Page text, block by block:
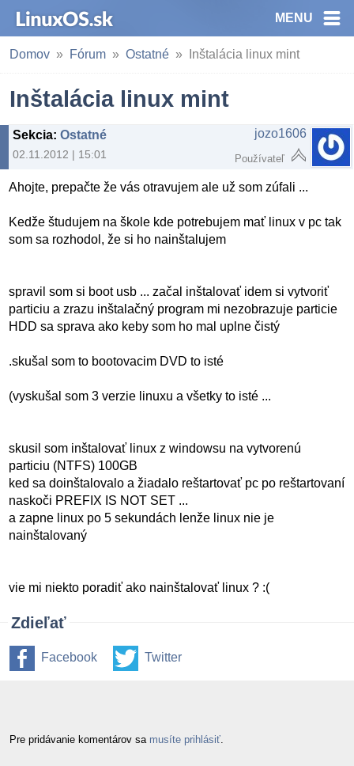
MENU
Domov Fórum Ostatné Inštalácia linux mint
Inštalácia linux mint
Sekcia: Ostatné
02.11.2012 | 15:01
jozo1606
Používateľ
Ahojte, prepačte že vás otravujem ale už som zúfali ...
Kedže študujem na škole kde potrebujem mať linux v pc tak
som sa rozhodol, že si ho nainštalujem
spravil som si boot usb ... začal inštalovať idem si vytvoriť
particiu a zrazu inštalačný program mi nezobrazuje particie
HDD sa sprava ako keby som ho mal uplne čistý
.skušal som to bootovacim DVD to isté
(vyskušal som 3 verzie linuxu a všetky to isté ...
skusil som inštalovať linux z windowsu na vytvorenú
particiu (NTFS) 100GB
ked sa doinštalovalo a žiadalo reštartovať pc po reštartovaní
naskoči PREFIX IS NOT SET ...
a zapne linux po 5 sekundách lenže linux nie je
nainštalovaný
vie mi niekto poradiť ako nainštalovať linux ? :(
Zdieľať
Facebook Twitter
Pre pridávanie komentárov sa musíte prihlásiť